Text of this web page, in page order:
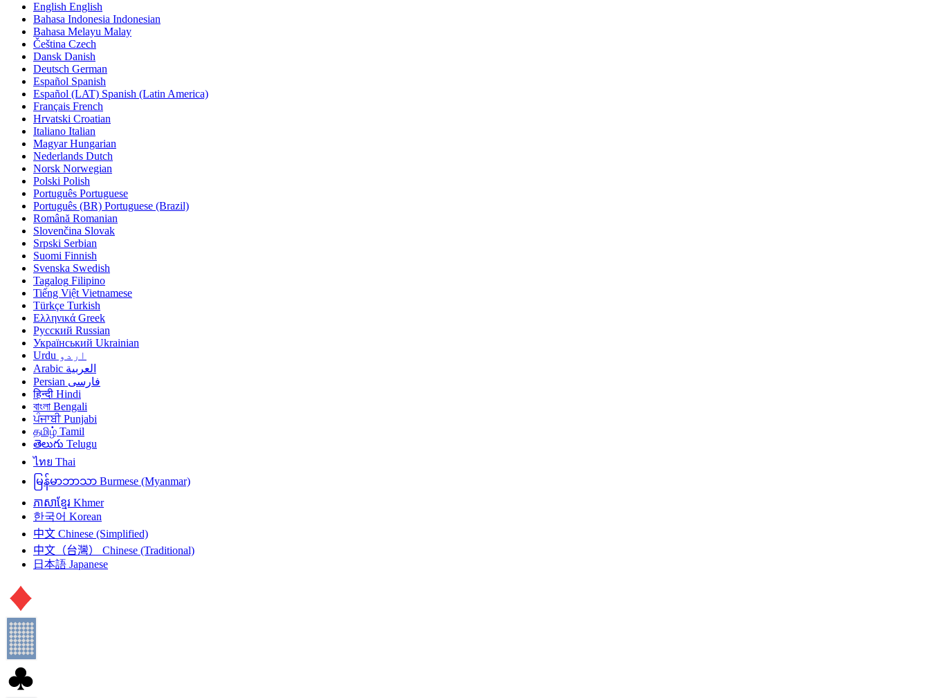
English English
Bahasa Indonesia Indonesian
Bahasa Melayu Malay
Čeština Czech
Dansk Danish
Deutsch German
Español Spanish
Español (LAT) Spanish (Latin America)
Français French
Hrvatski Croatian
Italiano Italian
Magyar Hungarian
Nederlands Dutch
Norsk Norwegian
Polski Polish
Português Portuguese
Português (BR) Portuguese (Brazil)
Română Romanian
Slovenčina Slovak
Srpski Serbian
Suomi Finnish
Svenska Swedish
Tagalog Filipino
Tiếng Việt Vietnamese
Türkçe Turkish
Ελληνικά Greek
Русский Russian
Український Ukrainian
اردو Urdu
العربية Arabic
فارسی Persian
हिन्दी Hindi
বাংলা Bengali
ਪੰਜਾਬੀ Punjabi
தமிழ் Tamil
తెలుగు Telugu
ไทย Thai
မြန်မာဘာသာ Burmese (Myanmar)
ភាសាខ្មែរ Khmer
한국어 Korean
中文 Chinese (Simplified)
中文（台灣）
Chinese (Traditional)
日本語 Japanese